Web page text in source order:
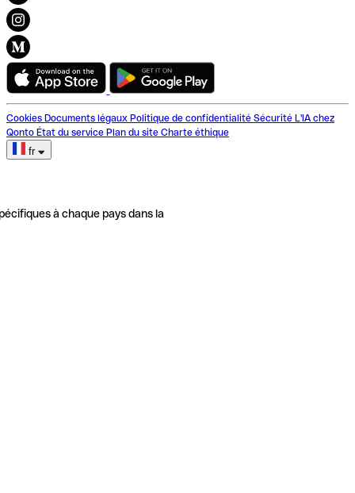
Cookies Documents légaux Politique de confidentialité Sécurité L'IA chez
Qonto État du service Plan du site Charte éthique
fr
à chaque pays dans la